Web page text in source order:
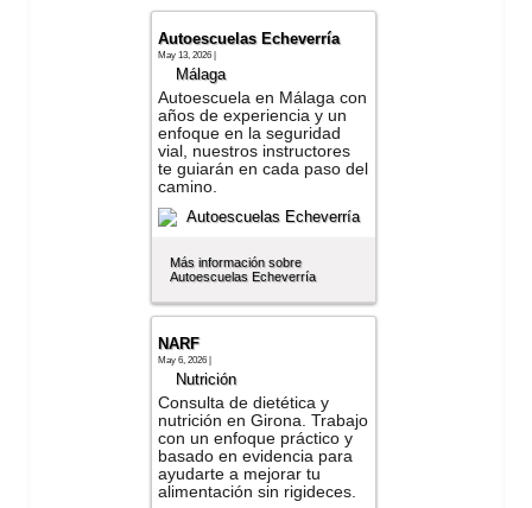
Autoescuelas Echeverría
May 13, 2026 |
Málaga
Autoescuela en Málaga con
años de experiencia y un
enfoque en la seguridad
vial, nuestros instructores
te guiarán en cada paso del
camino.
Más información sobre
Autoescuelas Echeverría
NARF
May 6, 2026 |
Nutrición
Consulta de dietética y
nutrición en Girona. Trabajo
con un enfoque práctico y
basado en evidencia para
ayudarte a mejorar tu
alimentación sin rigideces.